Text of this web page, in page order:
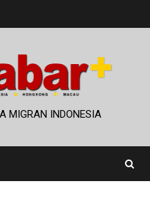
MIGRAN INDONESIA